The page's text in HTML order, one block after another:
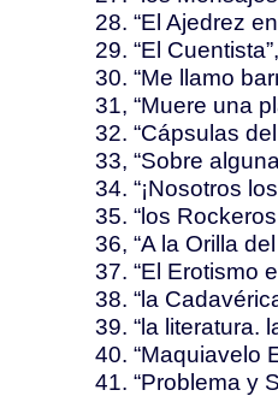
28. “El Ajedrez
29. “El
30. “Me llamo
31, “Muere una
32. “Cápsulas
33, “Sobre
34. “¡Nosotros
35. “los
36, “A la Orilla
37. “El Erotismo
38. “la
39. “la literatura.
40. “Maquiavelo
41. “Problema y